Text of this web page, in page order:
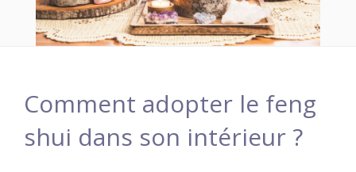
Comment adopter le feng
shui dans son intérieur ?